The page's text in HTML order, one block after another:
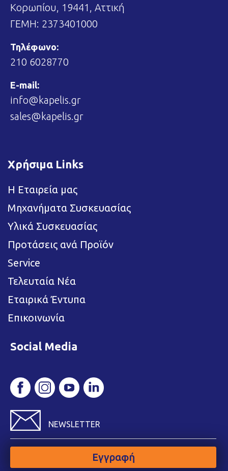
Κορωπίου, 19441, Αττική
ΓΕΜΗ: 2373401000
Τηλέφωνο:
210 6028770
E-mail:
info@kapelis.gr
sales@kapelis.gr
Χρήσιμα Links
Η Εταιρεία μας
Μηχανήματα Συσκευασίας
Υλικά Συσκευασίας
Προτάσεις ανά Προϊόν
Service
Τελευταία Νέα
Εταιρικά Έντυπα
Επικοινωνία
Social Media
NEWSLETTER
Εγγραφή